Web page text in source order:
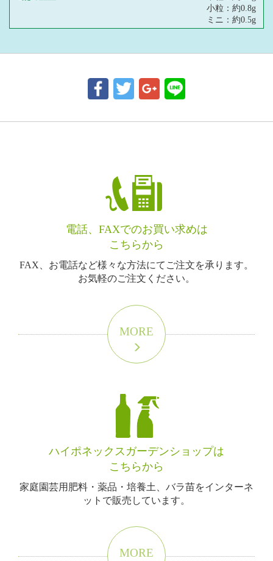
小粒：約0.8g
ミニ：約0.5g
電話、FAXでのお買い求めは
こちらから
FAX、お電話など様々な方法にてご注文を承ります。
お気軽のご注文ください。
MORE
ハイポネックスガーデンショップは
こちらから
家庭園芸用肥料・薬品・培養土、バラ苗をインターネ
ットで販売しています。
MORE